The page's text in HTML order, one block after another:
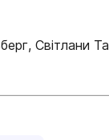
Світлани